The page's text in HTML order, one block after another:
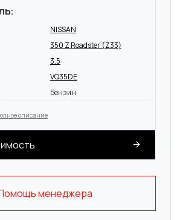
NISSAN
350 Z Roadster (Z33)
3.5
VQ35DE
Бензин
описание
менеджера